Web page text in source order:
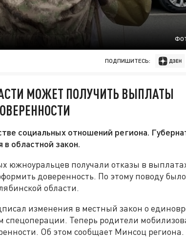
ПОДПИШИТЕСЬ:
МОЖЕТ ПОЛУЧИТЬ ВЫПЛАТЫ
социальных отношений региона.
областной закон.
южноуральцев получали отказы в
доверенность. По этому поводу
области.
изменения в местный закон о
спецоперации. Теперь родители
Об этом сообщает Минсоц региона.